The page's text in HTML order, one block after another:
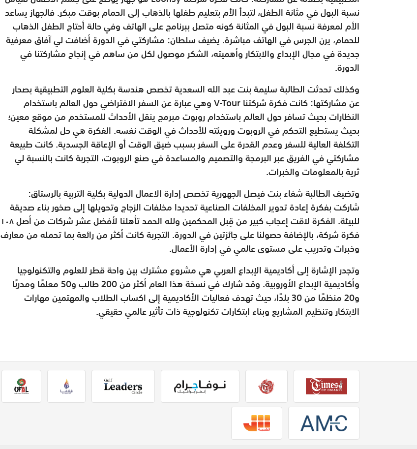
نسبة البول في مثانة الطفل، لتبدأ الأم بتعليم طفلها بالذهاب إلى الحمام بوقت مبكر. فالجهاز يساعد
الأم لمعرفة نسبة البول في المثانة كونه متصل ببرنامج على الهاتف وفي حالة أحتاج الطفل الذهاب
للحمام، يرن الجرس في الهاتف مباشرة. يضيف سلطان: مشاركتي في الدورة أضافت لي آفاق معرفية
جديدة في مجال الإبداع والابتكار وأهميته، الشكر موصول لكل من ساهم في إنجاح مشاركتنا في
الدورة.
وكذلك تحدثت الطالبة سليمة بنت عبد الله السعدية تخصص هندسة بكلية العلوم التطبيقية بصحار
عن مشاركتها: كانت فكرة شركتنا V-Tour وهي عبارة عن السفر الافتراضي حول العالم باستخدام
النظارات بحيث تسافر حول العالم باستخدام روبوت مبرمج ينقل الأحداث للمستخدم من موقع معين؛
بحيث يستطيع التحكم في الروبوت ورويئته للأحداث في الوقت نفسه. الفكرة هي حل لمشكلة
التكلفة العالية للسفر وعدم القدرة على السفر بسبب ضيق الوقت أو الإعاقة الجسدية. كانت طبيعة
مشاركتي في الفريق عبر البرمجة والتصميم والمساعدة في صنع الروبوت، التجربة كانت بالنسبة لي
ثرية بالمعلومات والخبرات.
وتضيف الطالبة شفاء بنت فيصل الجهورية تخصص إدارة الاعمال الدولية بكلية التربية بالرستاق:
شاركت بفكرة إعادة تدوير المخلفات الصناعية تحديدا مخلفات الزجاج وتحويلها إلى صخور بناء صديقة
للبيئة. الفكرة لاقت إعجاب كبير من قِبل المحكمين ولله الحمد تأهلنا لأفضل عشر شركات من أصل ١٠٨
فكرة شركة، بالإضافة حصولنا على جائزتين في الدورة. التجربة كانت أكثر من رائعة بما تحمله من معارف
وخبرات وتدريب على مستوى عالمي في إدارة الأعمال.
وتجدر الإشارة إلى أكاديمية الإبداع العربي هي مشروع مشترك بين واحة قطر للعلوم والتكنولوجيا
وأكاديمية الإبداع الأوروبية. وقد شارك في نسخة هذا العام أكثر من 200 طالب و50 معلمًا ومدربًا
و20 منظمًا من 30 بلدًا، حيث تهدف فعاليات الأكاديمية إلى اكساب الطلاب والمهتمين مهارات
الابتكار وتنظيم المشاريع وبناء ابتكارات تكنولوجية ذات تأثير عالمي حقيقي.